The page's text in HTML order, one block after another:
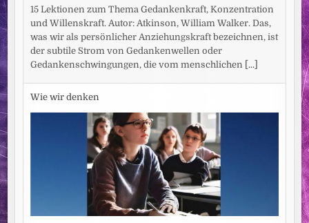
15 Lektionen zum Thema Gedankenkraft, Konzentration
und Willenskraft. Autor: Atkinson, William Walker. Das,
was wir als persönlicher Anziehungskraft bezeichnen, ist
der subtile Strom von Gedankenwellen oder
Gedankenschwingungen, die vom menschlichen
[...]
Wie wir denken